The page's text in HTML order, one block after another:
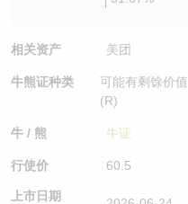
相关资产 美团
牛熊证种类
可能有剩馀价值
(R)
牛 / 熊 牛证
行使价 60.5
上市日期